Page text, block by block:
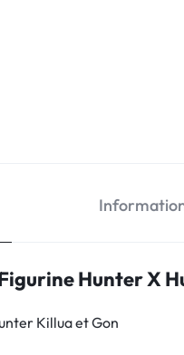
Hunter X
Killua et Gon